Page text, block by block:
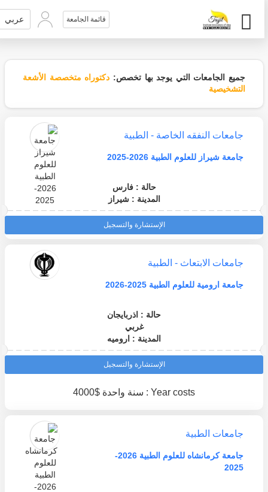
قائمة الجامعة عربي
جميع الجامعات التي يوجد بها تخصص: دكتوراه متخصصة الأشعة
التشخيصية
جامعات النفقه الخاصة - الطبية
جامعة شيراز للعلوم الطبية 2026-2025
حالة : فارس
المدينة : شيراز
الإستشارة والتسجيل
جامعات الابتعاث - الطبية
جامعة ارومية للعلوم الطبية 2025-2026
حالة : اذربايجان
غربي
المدينة : اروميه
الإستشارة والتسجيل
Year costs : سنة واحدة $4000
جامعات الطبية
جامعة كرمانشاه للعلوم الطبية 2026-
2025